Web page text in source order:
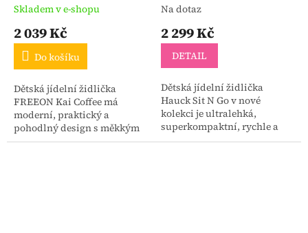
Skladem v e-shopu
2 039 Kč
Do košíku
Dětská jídelní židlička
FREEON Kai Coffee má
moderní, praktický a
pohodlný design s měkkým
polstrováním vyrobena z
Na dotaz
2 299 Kč
DETAIL
Dětská jídelní židlička
Hauck Sit N Go v nové
kolekci je ultralehká,
superkompaktní, rychle a
snadno se skládací jídelní